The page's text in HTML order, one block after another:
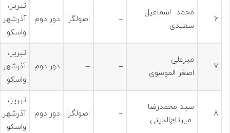
۶
محمد اسماعیل
سعیدی
– اصولگرا دور دوم
تبريز،
آذرشهر
واسكو
۷
میرعلی
اصغر الموسوی
–
– دور دوم
تبريز،
آذرشهر
واسكو
۸
سید محمدرضا
میرتاج‌الدینی
– اصولگرا دور دوم
تبريز،
آذرشهر
واسكو